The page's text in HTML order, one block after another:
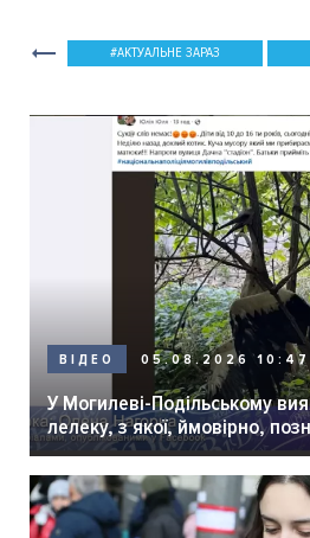
АКТУАЛЬНЕ ЗАРАЗ
ВІДЕО 05.08.2026 10:47
У Могилеві-Подільському
лелеку, з якої, ймовірно,